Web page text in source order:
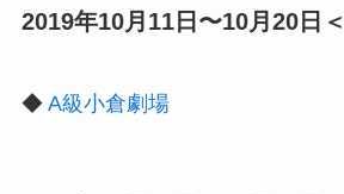
2019年10月11日〜10月20日
◆ A級小倉劇場